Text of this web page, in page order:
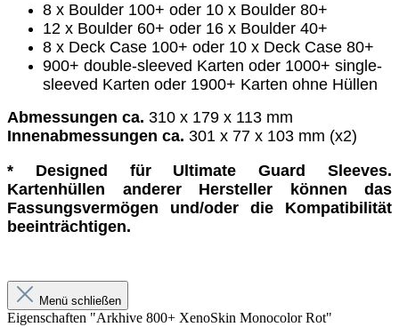
8 x Boulder 100+ oder 10 x Boulder 80+
12 x Boulder 60+ oder 16 x Boulder 40+
8 x Deck Case 100+ oder 10 x Deck Case 80+
900+ double-sleeved Karten oder 1000+ single-
sleeved Karten oder 1900+ Karten ohne Hüllen
Abmessungen ca. 310 x 179 x 113 mm
Innenabmessungen ca. 301 x 77 x 103 mm (x2)
* Designed für Ultimate Guard Sleeves.
Kartenhüllen anderer Hersteller können das
Fassungsvermögen und/oder die Kompatibilität
beeinträchtigen.
Menü schließen
Eigenschaften "Arkhive 800+ XenoSkin Monocolor Rot"